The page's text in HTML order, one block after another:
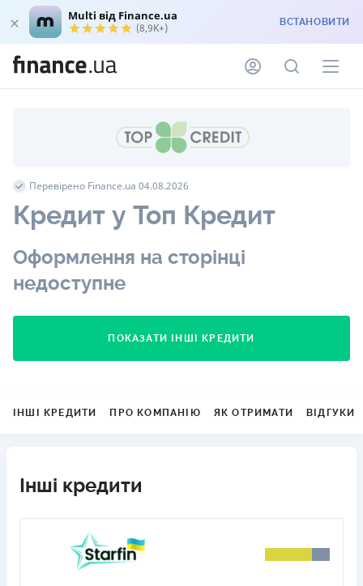
Multi від Finance.ua
(8,9K+) ВСТАНОВИТИ
Перевірено Finance.ua 04.08.2026
Кредит у Топ Кредит
Оформлення на сторінці
недоступне
ПОКАЗАТИ ІНШІ КРЕДИТИ
ІНШІ КРЕДИТИ ПРО КОМПАНІЮ ЯК ОТРИМАТИ ВІДГУКИ
Інші кредити